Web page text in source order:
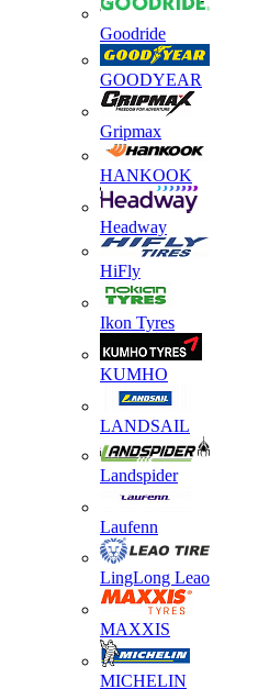
Goodride
GOODYEAR
Gripmax
HANKOOK
Headway
HiFly
Ikon Tyres
KUMHO
LANDSAIL
Landspider
Laufenn
LingLong Leao
MAXXIS
MICHELIN